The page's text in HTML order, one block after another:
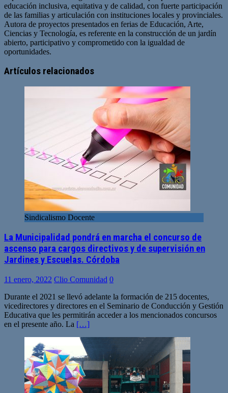
educación inclusiva, equitativa y de calidad, con fuerte participación
de las familias y articulación con instituciones locales y provinciales.
Autora de proyectos presentados en ferias de Educación, Arte,
Ciencias y Tecnología, es referente en la construcción de un jardín
abierto, participativo y comprometido con la igualdad de
oportunidades.
Artículos relacionados
Sindicalismo Docente
La Municipalidad pondrá en marcha el concurso de
ascenso para cargos directivos y de supervisión en
Jardines y Escuelas. Córdoba
11 enero, 2022 Clio Comunidad 0
Durante el 2021 se llevó adelante la formación de 215 docentes,
vicedirectores y directores en el Seminario de Conducción y Gestión
Educativa que les permitirán acceder a los mencionados concursos
en el presente año. La […]